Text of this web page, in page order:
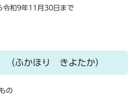
令和9年11月30日まで
（ふかほり きよたか）
の